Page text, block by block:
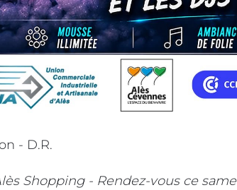
- D.R.
Shopping - Rendez-vous ce